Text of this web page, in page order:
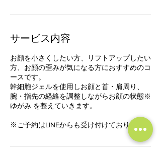
サービス内容
お顔を小さくしたい方、リフトアップしたい
方、お顔の歪みが気になる方におすすめのコ
ースです。
幹細胞ジェルを使用しお顔と首・肩周り、
腕・指先の経絡を調整しながらお顔の状態※
ゆがみ を整えていきます。
※ご予約はLINEからも受け付けております